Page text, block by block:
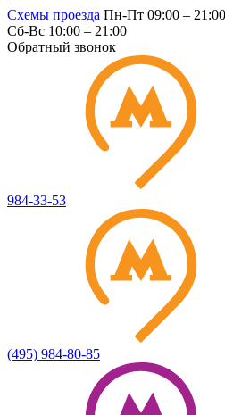
Схемы проезда Пн-Пт 09:00 – 21:00
Сб-Вс 10:00 – 21:00
Обратный звонок
984-33-53
(495) 984-80-85